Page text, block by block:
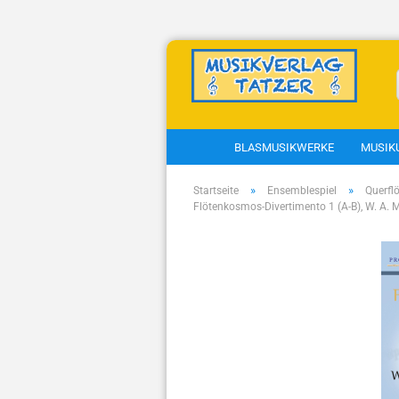
BLASMUSIKWERKE
Startseite » Ensemblespiel »
Flötenkosmos-Divertimento 1 (A-B), W. A.